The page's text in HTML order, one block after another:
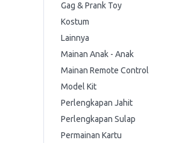
Gag & Prank Toy
Kostum
Lainnya
Mainan Anak - Anak
Mainan Remote Control
Model Kit
Perlengkapan Jahit
Perlengkapan Sulap
Permainan Kartu